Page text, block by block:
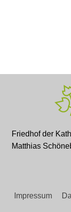
Friedhof der
Matthias
Impressum